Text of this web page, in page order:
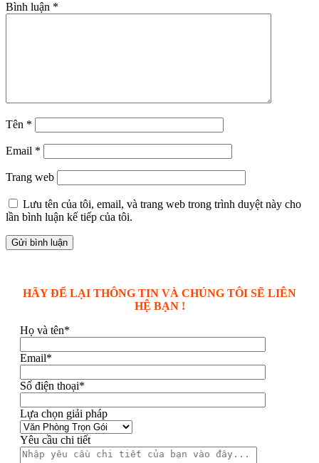
Bình luận *
Tên *
Email *
Trang web
Lưu tên của tôi, email, và trang web trong trình duyệt này cho
lần bình luận kế tiếp của tôi.
HÃY ĐỂ LẠI THÔNG TIN VÀ CHÚNG TÔI SẼ LIÊN
HỆ BẠN !
Họ và tên*
Email*
Số điện thoại*
Lựa chọn giải pháp
Yêu cầu chi tiết